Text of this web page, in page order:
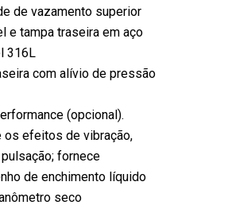
de vazamento superior
e tampa traseira em aço
316L
com alívio de pressão
(opcional).
os efeitos de vibração,
fornece
de enchimento líquido
seco